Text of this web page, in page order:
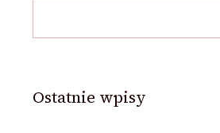
Ostatnie wpisy